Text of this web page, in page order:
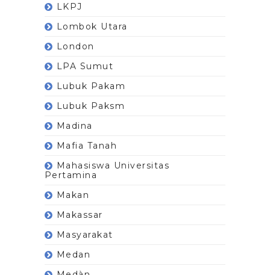
LKPJ
Lombok Utara
London
LPA Sumut
Lubuk Pakam
Lubuk Paksm
Madina
Mafia Tanah
Mahasiswa Universitas
Pertamina
Makan
Makassar
Masyarakat
Medan